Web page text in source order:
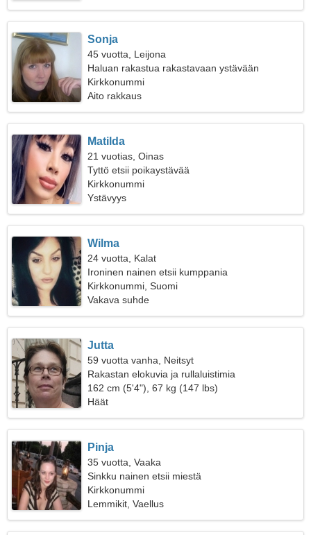
Sonja
45 vuotta, Leijona
Haluan rakastua rakastavaan ystävään
Kirkkonummi
Aito rakkaus
Matilda
21 vuotias, Oinas
Tyttö etsii poikaystävää
Kirkkonummi
Ystävyys
Wilma
24 vuotta, Kalat
Ironinen nainen etsii kumppania
Kirkkonummi, Suomi
Vakava suhde
Jutta
59 vuotta vanha, Neitsyt
Rakastan elokuvia ja rullaluistimia
162 cm (5'4"), 67 kg (147 lbs)
Häät
Pinja
35 vuotta, Vaaka
Sinkku nainen etsii miestä
Kirkkonummi
Lemmikit, Vaellus